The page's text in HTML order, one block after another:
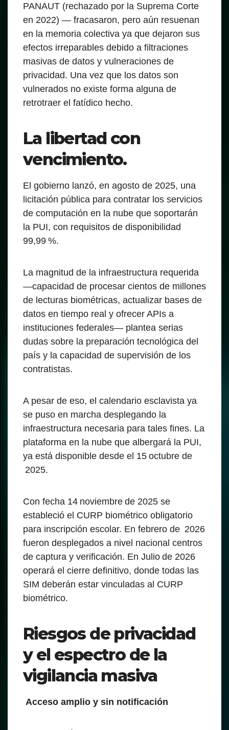
PANAUT (rechazado por la Suprema Corte
en 2022) — fracasaron, pero aún resuenan
en la memoria colectiva ya que dejaron sus
efectos irreparables debido a filtraciones
masivas de datos y vulneraciones de
privacidad. Una vez que los datos son
vulnerados no existe forma alguna de
retrotraer el fatídico hecho.
La libertad con
vencimiento.
El gobierno lanzó, en agosto de 2025, una
licitación pública para contratar los servicios
de computación en la nube que soportarán
la PUI, con requisitos de disponibilidad
99,99 %.
La magnitud de la infraestructura requerida
—capacidad de procesar cientos de millones
de lecturas biométricas, actualizar bases de
datos en tiempo real y ofrecer APIs a
instituciones federales— plantea serias
dudas sobre la preparación tecnológica del
país y la capacidad de supervisión de los
contratistas.
A pesar de eso, el calendario esclavista ya
se puso en marcha desplegando la
infraestructura necesaria para tales fines. La
plataforma en la nube que albergará la PUI,
ya está disponible desde el 15 octubre de
2025.
Con fecha 14 noviembre de 2025 se
estableció el CURP biométrico obligatorio
para inscripción escolar. En febrero de 2026
fueron desplegados a nivel nacional centros
de captura y verificación. En Julio de 2026
operará el cierre definitivo, donde todas las
SIM deberán estar vinculadas al CURP
biométrico.
Riesgos de privacidad
y el espectro de la
vigilancia masiva
Acceso amplio y sin notificación